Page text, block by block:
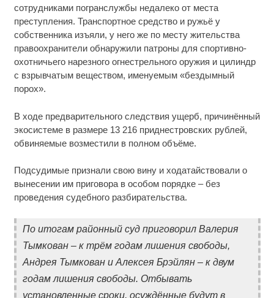
сотрудниками погранслужбы недалеко от места
преступления. Транспортное средство и ружьё у
собственника изъяли, у него же по месту жительства
правоохранители обнаружили патроны для спортивно-
охотничьего нарезного огнестрельного оружия и цилиндр
с взрывчатым веществом, именуемым «бездымный
порох».
В ходе предварительного следствия ущерб, причинённый
экосистеме в размере 13 216 приднестровских рублей,
обвиняемые возместили в полном объёме.
Подсудимые признали свою вину и ходатайствовали о
вынесении им приговора в особом порядке – без
проведения судебного разбирательства.
По итогам районный суд приговорил Валерия
Тымкован – к трём годам лишения свободы,
Андрея Тымкован и Алексея Брэйлян – к двум
годам лишения свободы. Отбывать
установленные сроки, осуждённые будут в